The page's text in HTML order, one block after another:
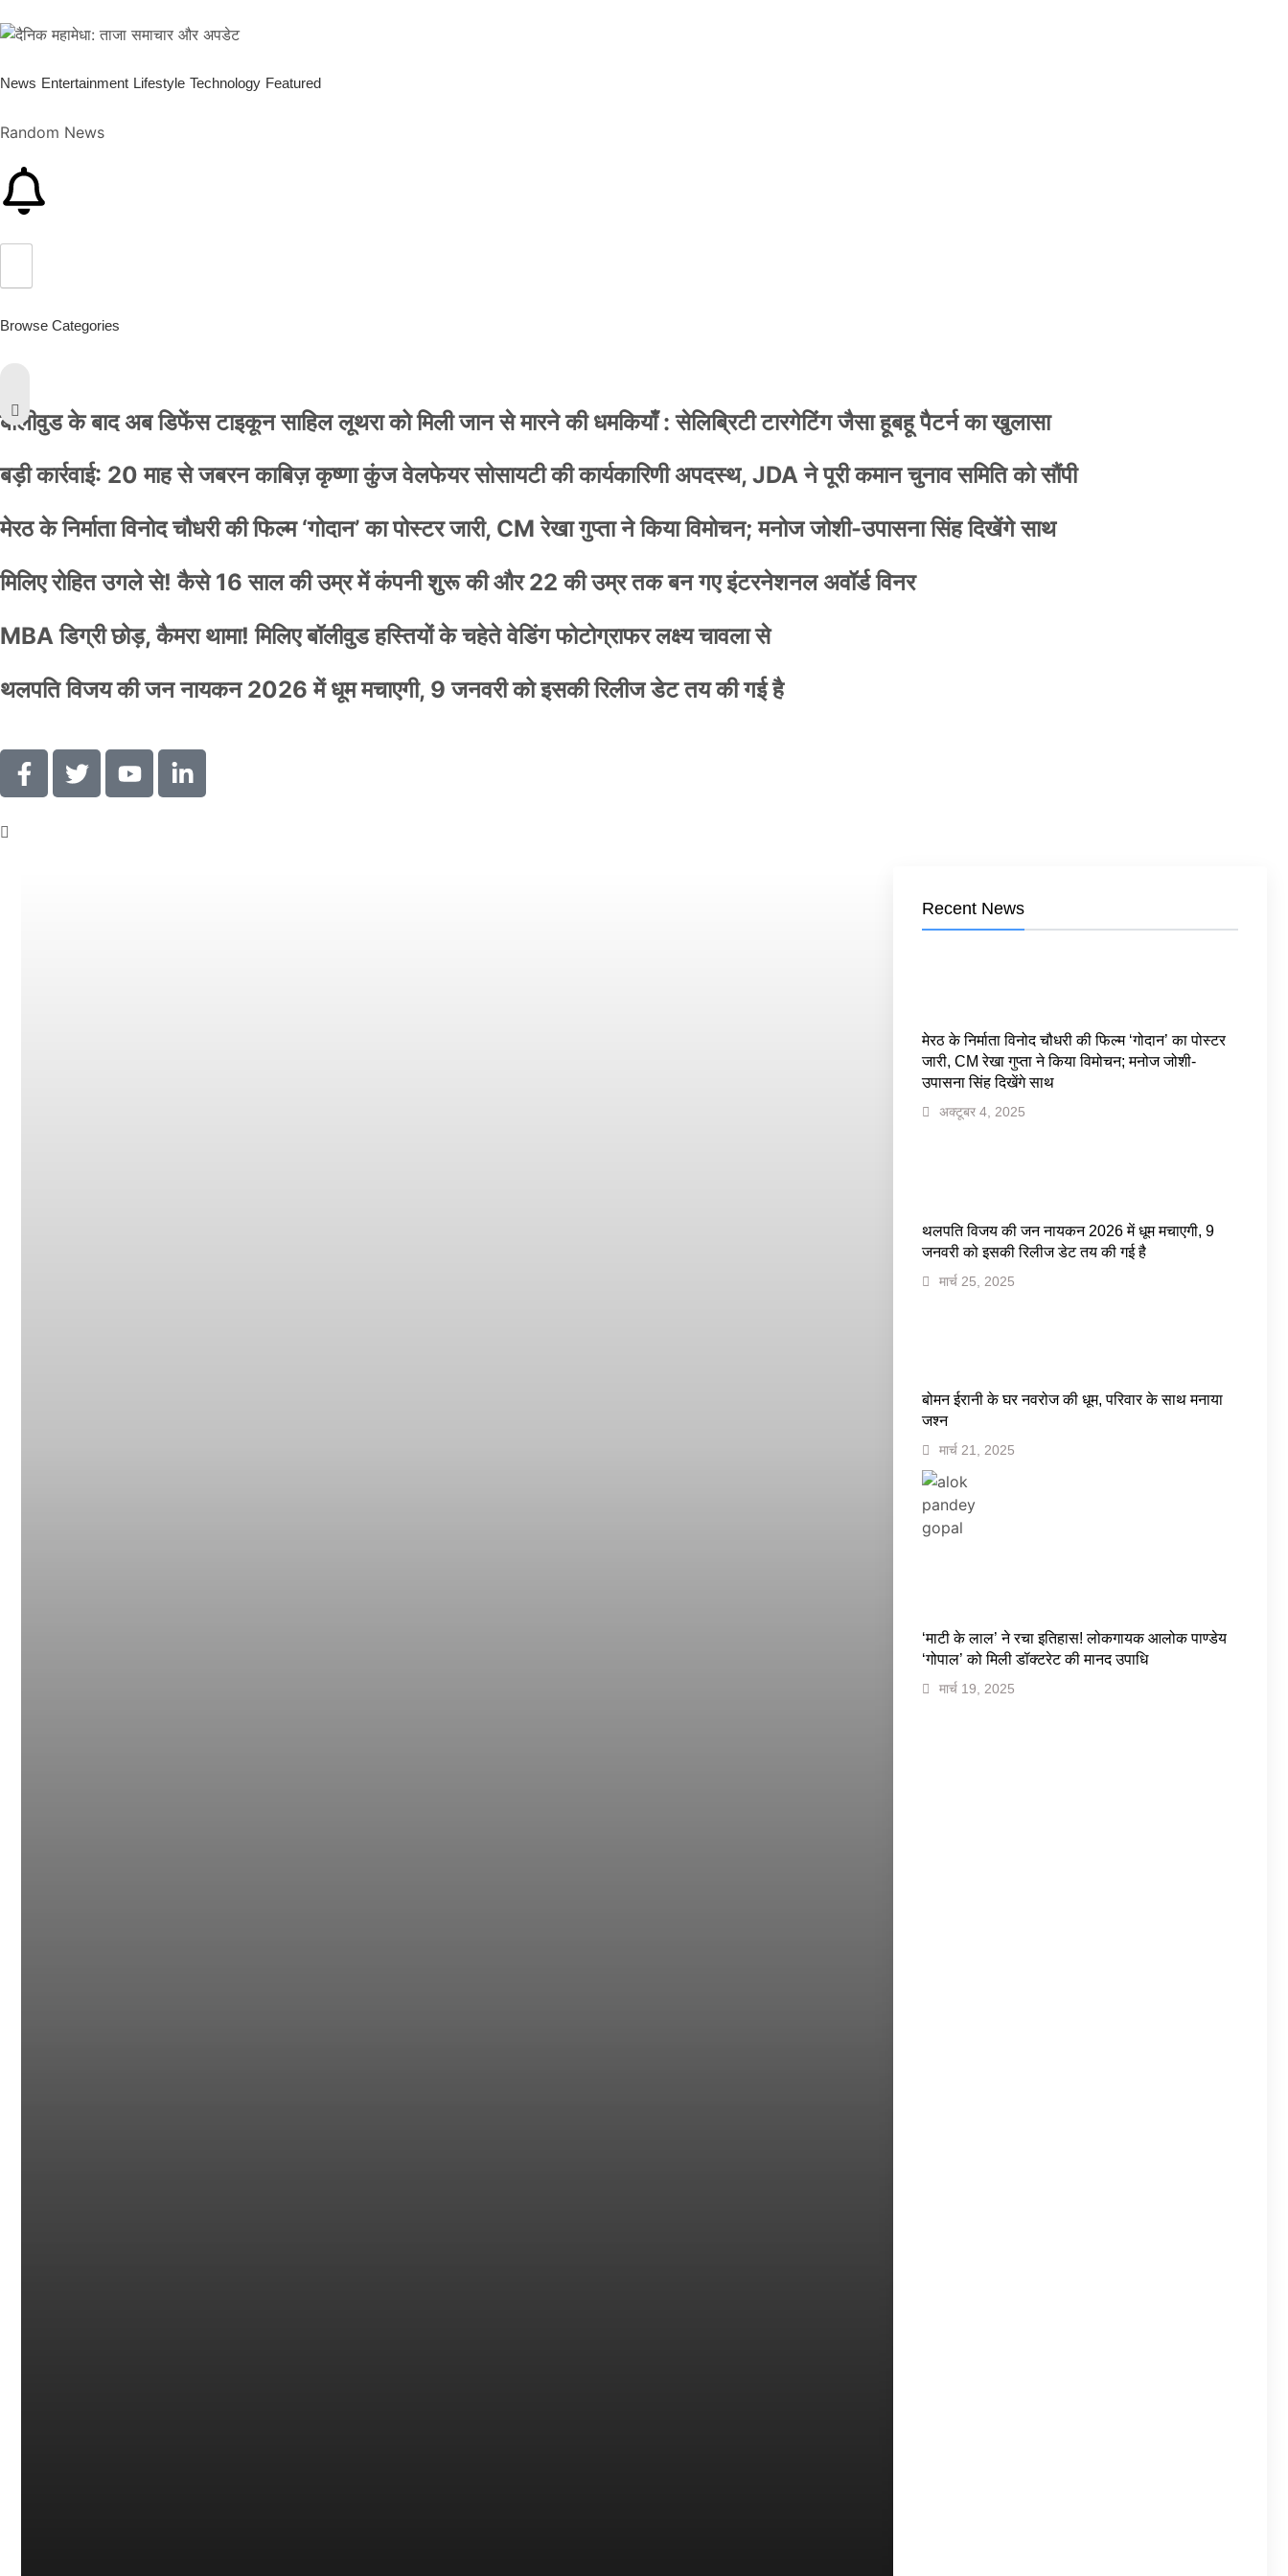
News Entertainment Lifestyle Technology Featured
Random News
Browse Categories
बॉलीवुड के बाद अब डिफेंस टाइकून साहिल लूथरा को मिली जान से मारने की धमकियाँ : सेलिब्रिटी टारगेटिंग जैसा हूबहू पैटर्न का खुलासा
बड़ी कार्रवाई: 20 माह से जबरन काबिज़ कृष्णा कुंज वेलफेयर सोसायटी की कार्यकारिणी अपदस्थ, JDA ने पूरी कमान चुनाव समिति को सौंपी
मेरठ के निर्माता विनोद चौधरी की फिल्म ‘गोदान’ का पोस्टर जारी, CM रेखा गुप्ता ने किया विमोचन; मनोज जोशी-उपासना सिंह दिखेंगे साथ
मिलिए रोहित उगले से! कैसे 16 साल की उम्र में कंपनी शुरू की और 22 की उम्र तक बन गए इंटरनेशनल अवॉर्ड विनर
MBA डिग्री छोड़, कैमरा थामा! मिलिए बॉलीवुड हस्तियों के चहेते वेडिंग फोटोग्राफर लक्ष्य चावला से
थलपति विजय की जन नायकन 2026 में धूम मचाएगी, 9 जनवरी को इसकी रिलीज डेट तय की गई है
Recent News
मेरठ के निर्माता विनोद चौधरी की फिल्म ‘गोदान’ का पोस्टर
जारी, CM रेखा गुप्ता ने किया विमोचन; मनोज जोशी-
उपासना सिंह दिखेंगे साथ
अक्टूबर 4, 2025
थलपति विजय की जन नायकन 2026 में धूम मचाएगी, 9
जनवरी को इसकी रिलीज डेट तय की गई है
मार्च 25, 2025
बोमन ईरानी के घर नवरोज की धूम, परिवार के साथ मनाया
जश्न
मार्च 21, 2025
‘माटी के लाल’ ने रचा इतिहास! लोकगायक आलोक पाण्डेय
‘गोपाल’ को मिली डॉक्टरेट की मानद उपाधि
मार्च 19, 2025